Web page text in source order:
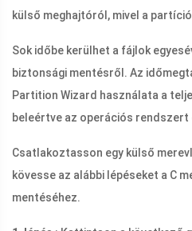
külső meghajtóról, mivel a
Sok időbe kerülhet a fájlok
biztonsági mentésről. Az
Partition Wizard használata a
beleértve az operációs rendszert
Csatlakoztasson egy külső
kövesse az alábbi lépéseket a C
mentéséhez.